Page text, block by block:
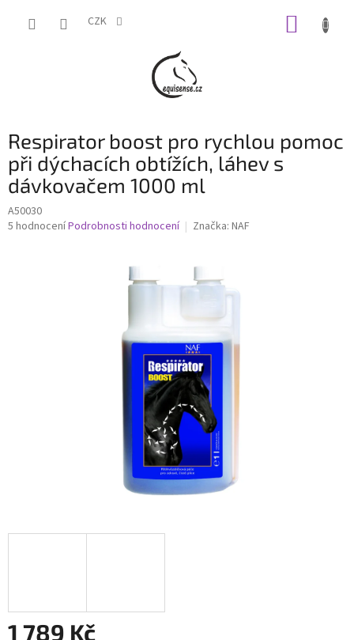
CZK
Respirator boost pro rychlou pomoc
při dýchacích obtížích, láhev s
dávkovačem 1000 ml
A50030
Průměrné
5 hodnoceníPodrobnosti hodnocení Značka: NAF
1 789 Kč